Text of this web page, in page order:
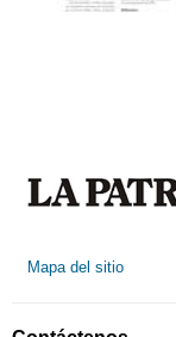
Mapa del sitio